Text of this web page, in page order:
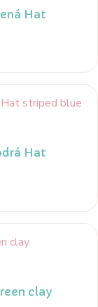
Hat
Hat
clay